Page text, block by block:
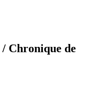
Chronique de